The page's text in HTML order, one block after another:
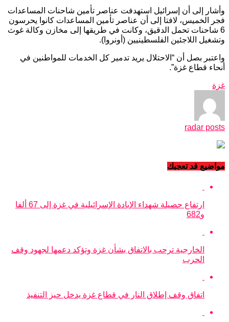
وأشار إلى أن إسرائيل استهدفت عناصر تأمين شاحنات المساعدات
فجر الخميس، لافتا إلى أن عناصر تأمين المساعدات كانوا يحرسون
6 شاحنات تحمل الدقيق، وكانت في طريقها إلى مخازن وكالة غوث
وتشغيل اللاجئين الفلسطينيين (أونروا).
واعتبر بصل أن “الاحتلال يريد تدمير كل الخدمات للمواطنين في
أنحاء قطاع غزة”.
غزة
radar posts
مواضيع قد تعجبك
ارتفاع حصيلة شهداء الإبادة الإسرائيلية في غزة إلى 67 ألفا
و682
الخارجية ترحب بالاتفاق بشأن غزة وتؤكد دعمها لجهود وقف
الحرب
اتفاق وقف إطلاق النار في قطاع غزة يدخل حيز التنفيذ